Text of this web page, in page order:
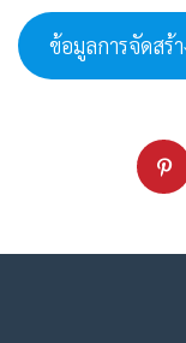
ข้อมูลการจัดส